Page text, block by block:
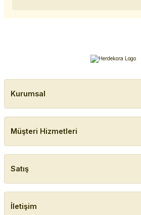
Kurumsal
Müşteri Hizmetleri
Satış
İletişim